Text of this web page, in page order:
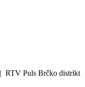
RTV Puls Brčko distrikt